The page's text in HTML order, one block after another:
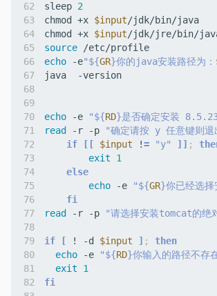
64
66
67
68
69
70
71
74
76
77
78
79
80
81
sleep 2
chmod +x $input
chmod +x $input
source
echo -e"${GR}你的java安装路径为：
echo -e "${RD}是否确定安装
read
-r -p
"确定请按 y 任意键则
if
[[ $input != "y" ]] ;
exit
1
else
echo -e "${GR}你已经选
fi
read
-r -p "请选择安装tomcat的绝
if [ ! -d $input ] ;
then
echo -e "${RD}你输入的路径不存
exit
1
fi